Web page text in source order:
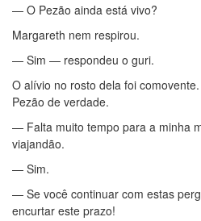
— O Pezão ainda está vivo?
Margareth nem respirou.
— Sim — respondeu o guri.
O alívio no rosto dela foi
Pezão de verdade.
— Falta muito tempo para a minha
viajandão.
— Sim.
— Se você continuar com estas
encurtar este prazo!